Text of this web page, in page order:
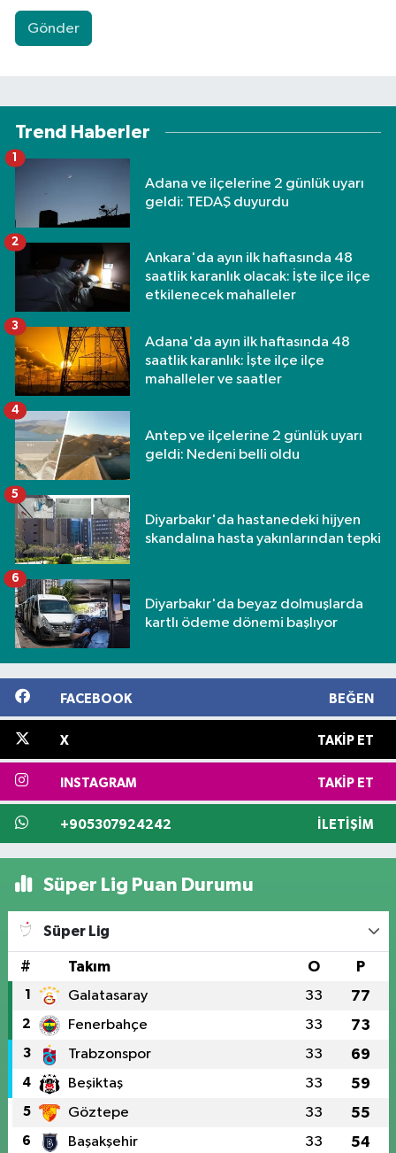
Gönder
Trend Haberler
Adana ve ilçelerine 2 günlük uyarı
geldi: TEDAŞ duyurdu
1
Ankara'da ayın ilk haftasında 48
saatlik karanlık olacak: İşte ilçe ilçe
etkilenecek mahalleler
2
Adana'da ayın ilk haftasında 48
saatlik karanlık: İşte ilçe ilçe
mahalleler ve saatler
3
Antep ve ilçelerine 2 günlük uyarı
geldi: Nedeni belli oldu
4
Diyarbakır'da hastanedeki hijyen
skandalına hasta yakınlarından tepki
5
Diyarbakır'da beyaz dolmuşlarda
kartlı ödeme dönemi başlıyor
6
FACEBOOK BEĞEN
X TAKIP ET
INSTAGRAM TAKIP ET
+905307924242 İLETIŞIM
Süper Lig Puan Durumu
Süper Lig
# Takım O P
1 Galatasaray 33 77
2 Fenerbahçe 33 73
3 Trabzonspor 33 69
4 Beşiktaş 33 59
5 Göztepe 33 55
6 Başakşehir 33 54